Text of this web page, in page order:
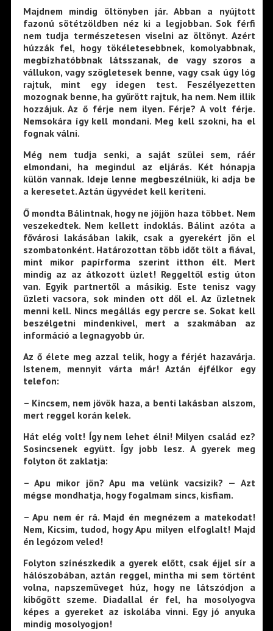
Majdnem mindig öltönyben jár. Abban a nyújtott
fazonú sötétzöldben néz ki a legjobban. Sok férfi
nem tudja természetesen viselni az öltönyt. Azért
húzzák fel, hogy tökéletesebbnek, komolyabbnak,
megbízhatóbbnak látsszanak, de vagy szoros a
vállukon, vagy szögletesek benne, vagy csak úgy lóg
rajtuk, mint egy idegen test. Feszélyezetten
mozognak benne, ha gyűrött rajtuk, ha nem. Nem illik
hozzájuk. Az ő férje nem ilyen. Férje? A volt férje.
Nemsokára így kell mondani. Meg kell szokni, ha el
fognak válni.
Még nem tudja senki, a saját szülei sem, ráér
elmondani, ha megindul az eljárás. Két hónapja
külön vannak. Ideje lenne megbeszélniük, ki adja be
a keresetet. Aztán ügyvédet kell keríteni.
Ő mondta Bálintnak, hogy ne jöjjön haza többet. Nem
veszekedtek. Nem kellett indoklás. Bálint azóta a
fővárosi lakásában lakik, csak a gyerekért jön el
szombatonként. Határozottan több időt tölt a fiával,
mint mikor papírforma szerint itthon élt. Mert
mindig az az átkozott üzlet! Reggeltől estig úton
van. Egyik partnertől a másikig. Este tenisz vagy
üzleti vacsora, sok minden ott dől el. Az üzletnek
menni kell. Nincs megállás egy percre se. Sokat kell
beszélgetni mindenkivel, mert a szakmában az
információ a legnagyobb úr.
Az ő élete meg azzal telik, hogy a férjét hazavárja.
Istenem, mennyit várta már! Aztán éjfélkor egy
telefon:
– Kincsem, nem jövök haza, a benti lakásban alszom,
mert reggel korán kelek.
Hát elég volt! Így nem lehet élni! Milyen család ez?
Sosincsenek együtt. Így jobb lesz. A gyerek meg
folyton őt zaklatja:
– Apu mikor jön? Apu ma velünk vacsizik? — Azt
mégse mondhatja, hogy fogalmam sincs, kisfiam.
– Apu nem ér rá. Majd én megnézem a matekodat!
Nem, Kicsim, tudod, hogy Apu milyen elfoglalt! Majd
én legózom veled!
Folyton színészkedik a gyerek előtt, csak éjjel sír a
hálószobában, aztán reggel, mintha mi sem történt
volna, napszemüveget húz, hogy ne látszódjon a
kibőgött szeme. Diadallal ér fel, ha mosolyogva
képes a gyereket az iskolába vinni. Egy jó anyuka
mindig mosolyogjon!